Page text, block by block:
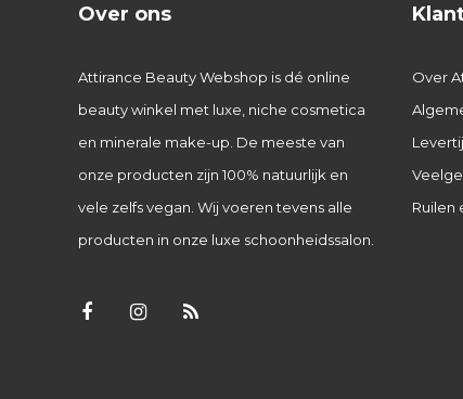
Over ons
Attirance Beauty Webshop is dé online
beauty winkel met luxe, niche cosmetica
en minerale make-up. De meeste van
onze producten zijn 100% natuurlijk en
vele zelfs vegan. Wij voeren tevens alle
producten in onze luxe schoonheidssalon.
Over
Ruilen